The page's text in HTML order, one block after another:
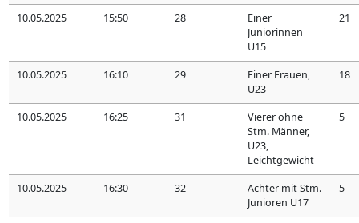
10.05.2025 15:50 28
Einer
Juniorinnen
U15
21
10.05.2025 16:10 29
Einer Frauen,
U23
18
10.05.2025 16:25 31
Vierer ohne
Stm. Männer,
U23,
Leichtgewicht
5
10.05.2025 16:30 32
Achter mit Stm.
Junioren U17
5